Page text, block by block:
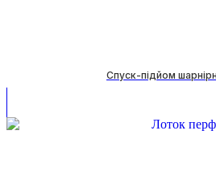
Спуск-підйом